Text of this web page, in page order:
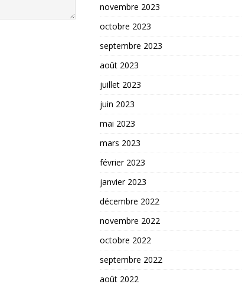
novembre 2023
octobre 2023
septembre 2023
août 2023
juillet 2023
juin 2023
mai 2023
mars 2023
février 2023
janvier 2023
décembre 2022
novembre 2022
octobre 2022
septembre 2022
août 2022